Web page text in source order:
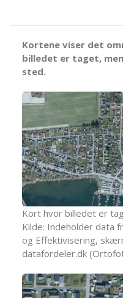
Kortene viser det
billedet er taget,
sted.
Kort hvor billedet er
Kilde: Indeholder data
og Effektivisering,
datafordeler.dk